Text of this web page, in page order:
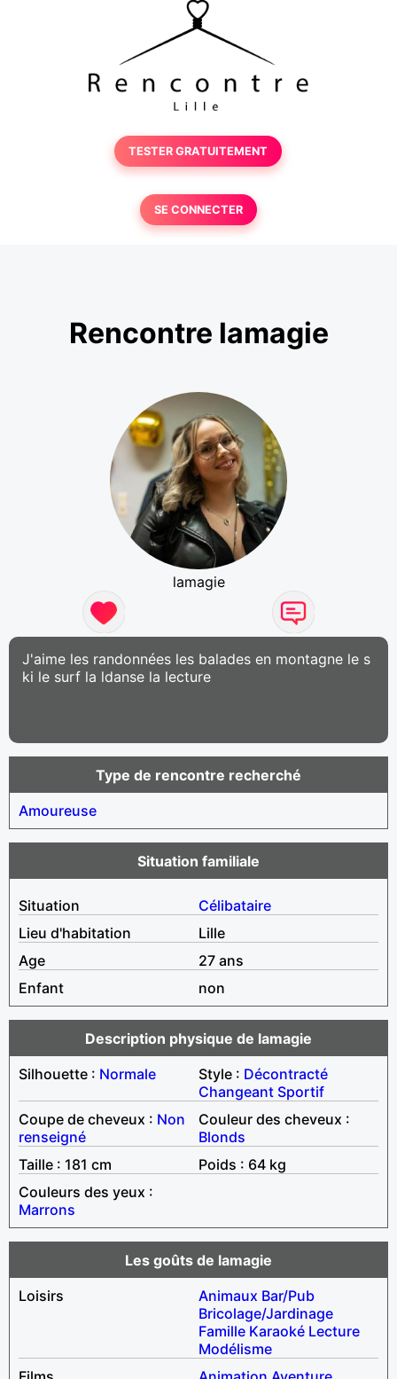
TESTER GRATUITEMENT
SE CONNECTER
Rencontre lamagie
lamagie
J'aime les randonnées les balades en montagne le s
ki le surf la ldanse la lecture
Type de rencontre recherché
Amoureuse
Situation familiale
Situation
Célibataire
Lieu d'habitation
Lille
Age
27 ans
Enfant
non
Description physique de lamagie
Silhouette : Normale Style : Décontracté
Changeant Sportif
Coupe de cheveux : Non
renseigné
Couleur des cheveux :
Blonds
Taille : 181 cm
Poids : 64 kg
Couleurs des yeux :
Marrons
Les goûts de lamagie
Loisirs
Animaux Bar/Pub
Bricolage/Jardinage
Famille Karaoké Lecture
Modélisme